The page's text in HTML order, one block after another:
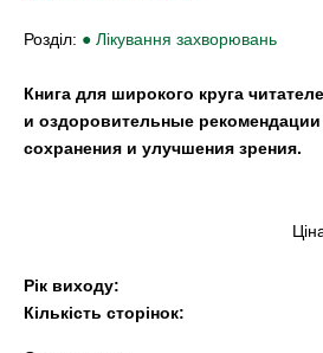
Розділ: ● Лікування захворювань
Книга для широкого круга
и оздоровительные
сохранения и улучшения зрения.
Рік виходу:
Кількість сторінок: